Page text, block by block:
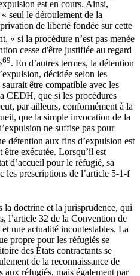
est en cours. Ainsi,
seul le déroulement de la
de liberté fondée sur cette
« si la procédure n’est pas menée
cesse d'être justifiée au regard
69. En d’autres termes, la détention
décidée selon les
être compatible avec les
CEDH, que si les procédures
par ailleurs, conformément à la
que la simple invocation de la
ne suffise pas pour
détention aux fins d’expulsion est
exécutée. Lorsqu’il est
d’accueil pour le réfugié, sa
les prescriptions de l’article 5-1-f
la doctrine et la jurisprudence, qui
l’article 32 de la Convention de
une actualité incontestables. La
propre pour les réfugiés se
des États contractants se
de la reconnaissance de
aux réfugiés, mais également par